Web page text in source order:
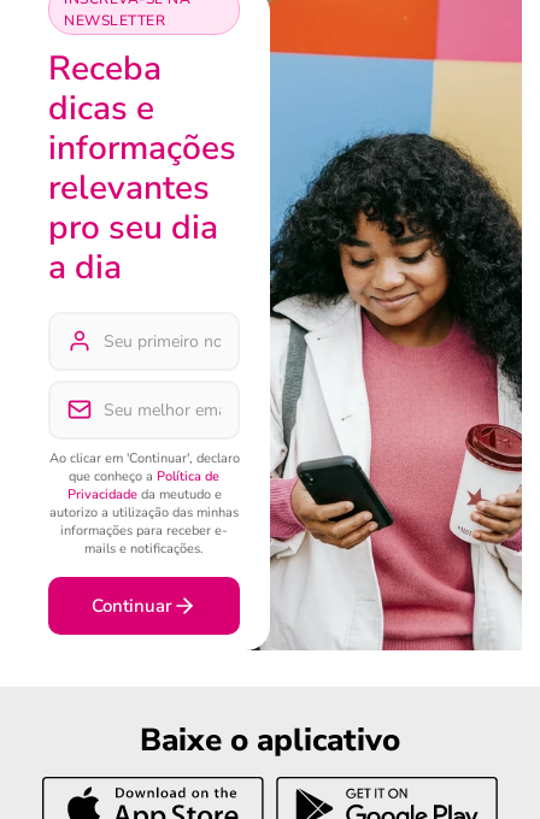
NEWSLETTER
Receba
dicas e
informações
relevantes
pro seu dia
a dia
Ao clicar em 'Continuar', declaro
que conheço a Política de
Privacidadeda meutudo e
autorizo a utilização das minhas
informações para receber e-
mails e notificações.
Continuar
Baixe o aplicativo